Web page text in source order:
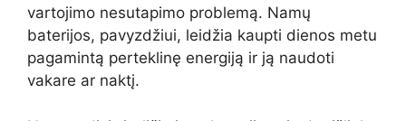
vartojimo nesutapimo problemą. Namų
baterijos, pavyzdžiui, leidžia kaupti dienos metu
pagamintą perteklinę energiją ir ją naudoti
vakare ar naktį.